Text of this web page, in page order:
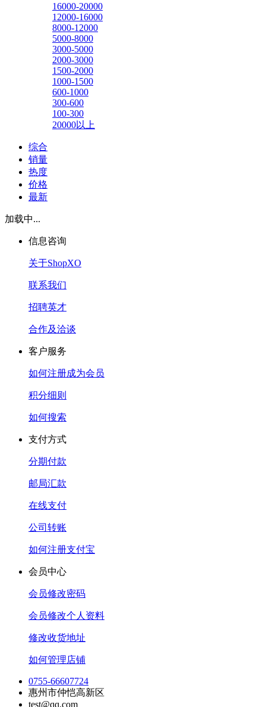
16000-20000
12000-16000
8000-12000
5000-8000
3000-5000
2000-3000
1500-2000
1000-1500
600-1000
300-600
100-300
20000以上
综合
销量
热度
价格
最新
加载中...
信息咨询
关于ShopXO
联系我们
招聘英才
合作及洽谈
客户服务
如何注册成为会员
积分细则
如何搜索
支付方式
分期付款
邮局汇款
在线支付
公司转账
如何注册支付宝
会员中心
会员修改密码
会员修改个人资料
修改收货地址
如何管理店铺
0755-66607724
惠州市仲恺高新区
test@qq.com